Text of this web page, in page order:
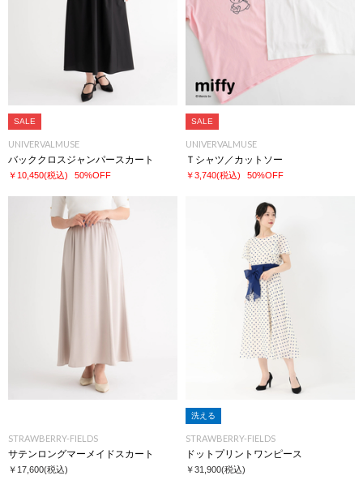
SALE
UNIVERVALMUSE
バッククロスジャンパースカート
￥10,450(税込) 50%OFF
SALE
UNIVERVALMUSE
Ｔシャツ／カットソー
￥3,740(税込) 50%OFF
STRAWBERRY-FIELDS
サテンロングマーメイドスカート
￥17,600(税込)
洗える
STRAWBERRY-FIELDS
ドットプリントワンピース
￥31,900(税込)